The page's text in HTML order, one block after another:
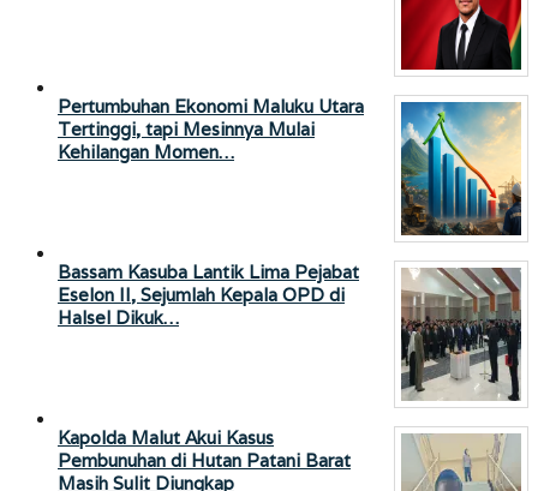
Pertumbuhan Ekonomi Maluku Utara
Tertinggi, tapi Mesinnya Mulai
Kehilangan Momen…
Bassam Kasuba Lantik Lima Pejabat
Eselon II, Sejumlah Kepala OPD di
Halsel Dikuk…
Kapolda Malut Akui Kasus
Pembunuhan di Hutan Patani Barat
Masih Sulit Diungkap